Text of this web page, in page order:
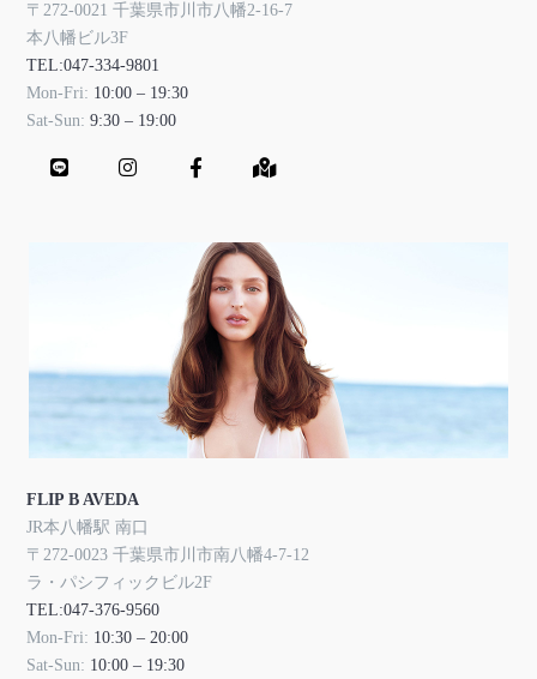
〒272-0021 千葉県市川市八幡2-16-7
本八幡ビル3F
TEL:047-334-9801
Mon-Fri: 10:00 – 19:30
Sat-Sun:9:30 – 19:00
FLIP B AVEDA
JR本八幡駅 南口
〒272-0023 千葉県市川市南八幡4-7-12
ラ・パシフィックビル2F
TEL:047-376-9560
Mon-Fri: 10:30 – 20:00
Sat-Sun: 10:00 – 19:30